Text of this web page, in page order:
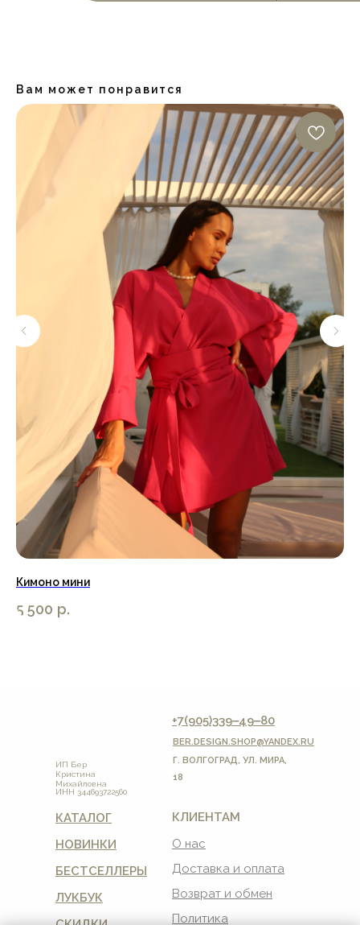
Вам может понравится
Кимоно мини
5 500 р.
Политика
Возврат и обмен
Доставка и оплата
О нас
КЛИЕНТАМ
ЛУКБУК
БЕСТСЕЛЛЕРЫ
НОВИНКИ
КАТАЛОГ
BER.DESIGN.SHOP@YANDEX.RU
Г. ВОЛГОГРАД, УЛ. МИРА,
18
+7(905)339‒49‒80
ИНН 344693722560
ИП Бер
Кристина
Михайловна